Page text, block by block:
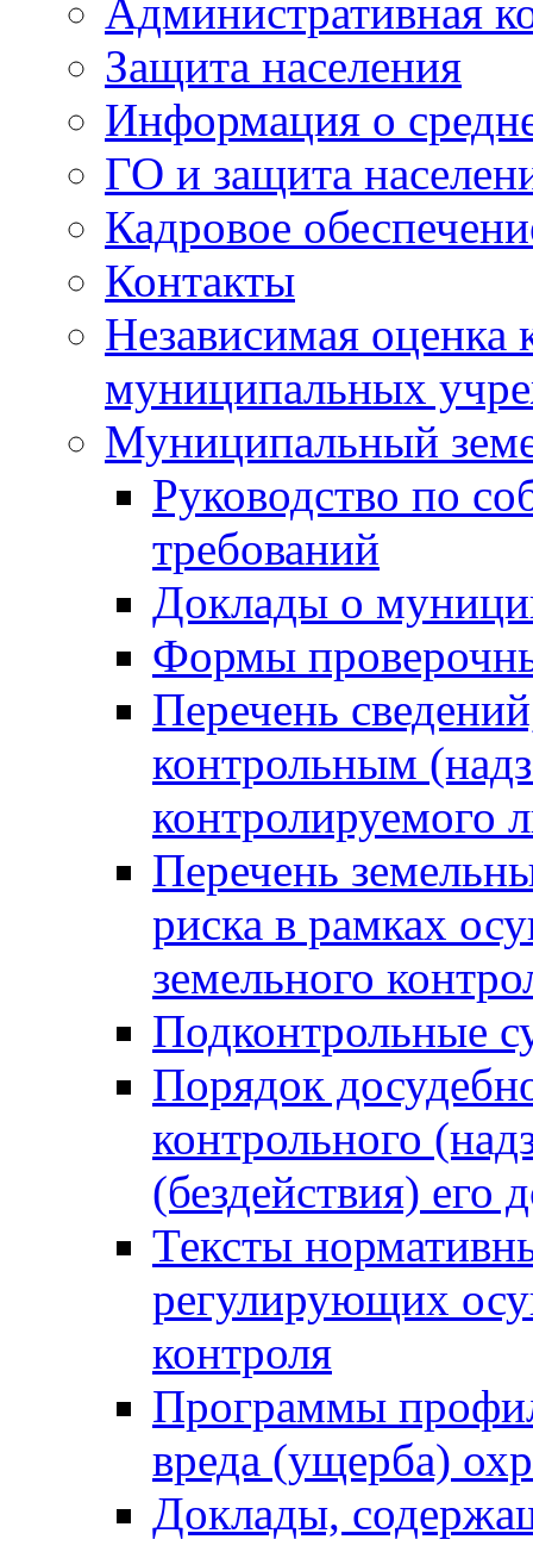
Административная
Защита населения
Информация о
ГО и защита
Кадровое
Контакты
Независимая оценка
муниципальных
Муниципальный
Руководство по
требований
Доклады о
Формы
Перечень
контрольным
контролируемого
Перечень
риска в рамках
земельного
Подконтрольные
Порядок
контрольного
(бездействия)
Тексты
регулирующих
контроля
Программы
вреда (ущерба)
Доклады,